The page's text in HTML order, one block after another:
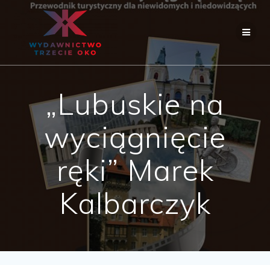
Skip
„Lubuskie na
wyciągnięcie
ręki” Marek
Kalbarczyk